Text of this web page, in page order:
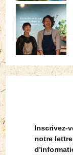
Inscrivez-
notre lettre